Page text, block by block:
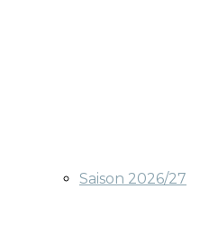
Saison 2026/27